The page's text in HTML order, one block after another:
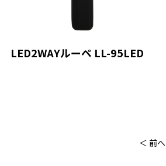
LED2WAYルーペ LL-95LED
＜ 前へ